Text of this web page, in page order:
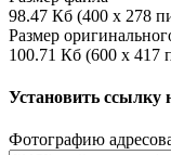
98.47 Кб (400 x 278
Размер
100.71 Кб (600 x 417
Установить ссылку
Фотографию